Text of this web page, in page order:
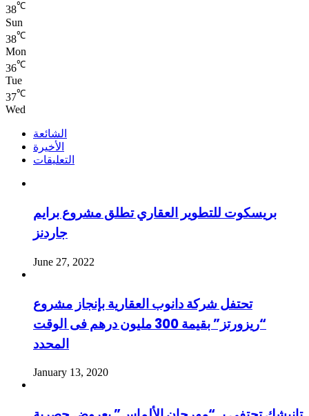
38℃
Sun
38℃
Mon
36℃
Tue
37℃
Wed
الشائعة
الأخيرة
التعليقات
بريسكوت للتطوير العقاري تطلق مشروع برايم
جاردنز
June 27, 2022
تحتفل شركة دانوب العقارية بإنجاز مشروع
“ريزورتز” بقيمة 300 مليون درهم فى الوقت
المحدد
January 13, 2020